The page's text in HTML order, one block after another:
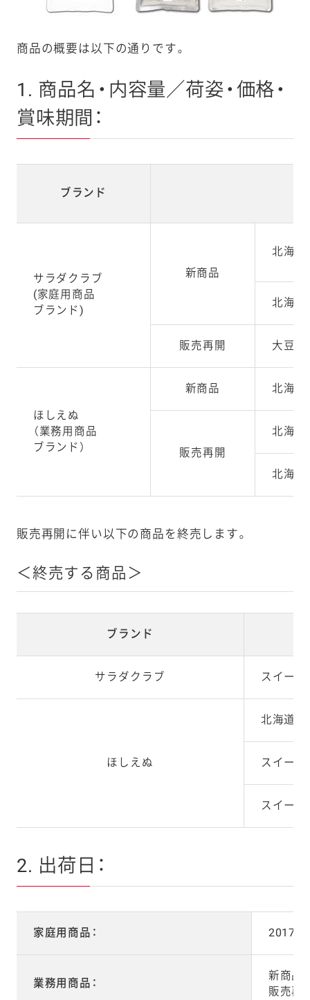
商品の概要は以下の通りです。
1. 商品名・内容量／荷姿・価格・
賞味期間：
ブランド
サラダクラブ
(家庭用商品
ブランド)
新商品
北海道
北海道
販売再開 大豆(
ほしえぬ
（業務用商品
ブランド）
新商品 北海道
販売再開
北海道
北海道
販売再開に伴い以下の商品を終売します。
＜終売する商品＞
ブランド
サラダクラブ スイー
ほしえぬ
北海道
スイー
スイー
2. 出荷日：
家庭用商品： 2017年
業務用商品：
新商品
販売再